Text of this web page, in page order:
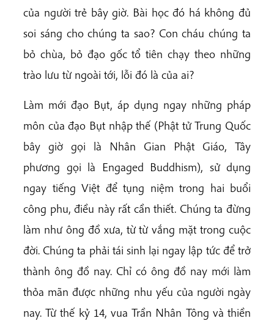
của người trẻ bây giờ. Bài học đó há không đủ
soi sáng cho chúng ta sao? Con cháu chúng ta
bỏ chùa, bỏ đạo gốc tổ tiên chạy theo những
trào lưu từ ngoài tới, lỗi đó là của ai?
Làm mới đạo Bụt, áp dụng ngay những pháp
môn của đạo Bụt nhập thế (Phật tử Trung Quốc
bây giờ gọi là Nhân Gian Phật Giáo, Tây
phương gọi là Engaged Buddhism), sử dụng
ngay tiếng Việt để tụng niệm trong hai buổi
công phu, điều này rất cần thiết. Chúng ta đừng
làm như ông đồ xưa, từ từ vắng mặt trong cuộc
đời. Chúng ta phải tái sinh lại ngay lập tức để trở
thành ông đồ nay. Chỉ có ông đồ nay mới làm
thỏa mãn được những nhu yếu của người ngày
nay. Từ thế kỷ 14, vua Trần Nhân Tông và thiền